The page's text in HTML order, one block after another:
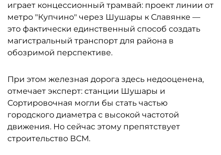
играет концессионный трамвай: проект линии от
метро "Купчино" через Шушары к Славянке —
это фактически единственный способ создать
магистральный транспорт для района в
обозримой перспективе.
При этом железная дорога здесь недооценена,
отмечает эксперт: станции Шушары и
Сортировочная могли бы стать частью
городского диаметра с высокой частотой
движения. Но сейчас этому препятствует
строительство ВСМ.